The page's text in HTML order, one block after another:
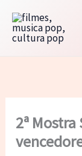
para
2ª